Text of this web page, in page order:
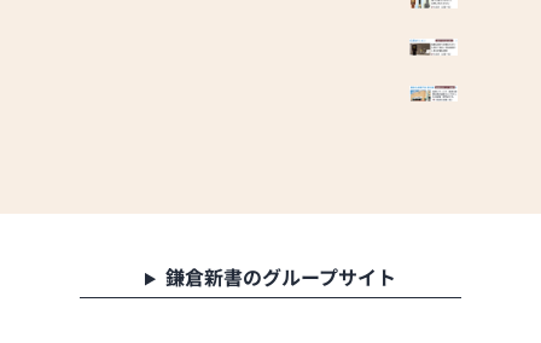
※自社工場あり、最高級金仏壇、輪島塗仏壇製造
鎌倉新書のグループサイト